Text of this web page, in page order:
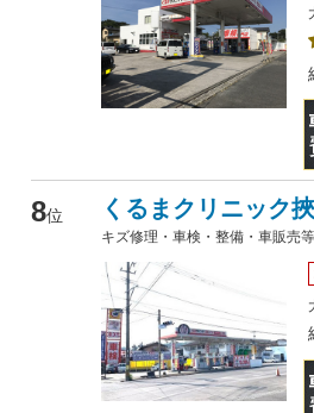
8位 くるまクリニック
キズ修理・車検・整備・車販売